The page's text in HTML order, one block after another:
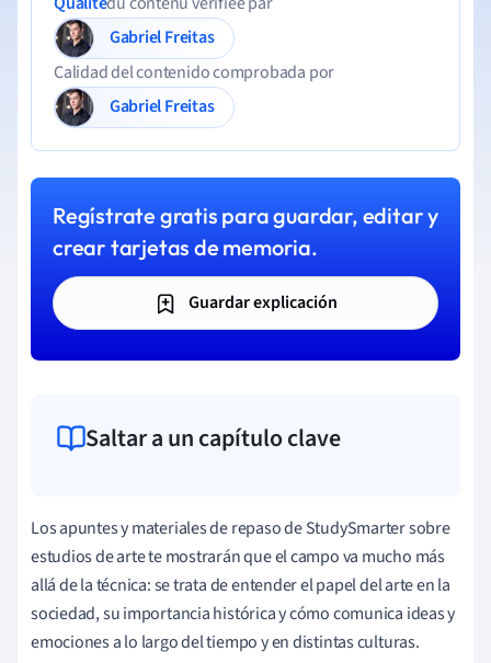
Gabriel Freitas
Calidad del contenido comprobada por
Gabriel Freitas
Regístrate gratis para guardar, editar y
crear tarjetas de memoria.
Guardar explicación
Saltar a un capítulo clave
Los apuntes y materiales de repaso de StudySmarter sobre
estudios de arte te mostrarán que el campo va mucho más
allá de la técnica: se trata de entender el papel del arte en la
sociedad, su importancia histórica y cómo comunica ideas y
emociones a lo largo del tiempo y en distintas culturas.